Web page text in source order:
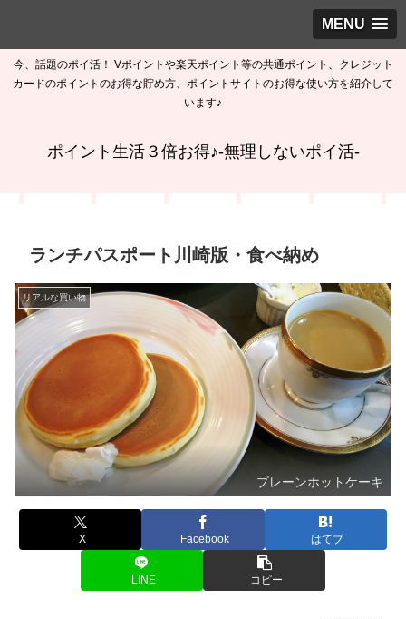
MENU
今、話題のポイ活！ Vポイントや楽天ポイント等の共通ポイント、クレジット
カードのポイントのお得な貯め方、ポイントサイトのお得な使い方を紹介して
います♪
ポイント生活３倍お得♪-無理しないポイ活-
ランチパスポート川崎版・食べ納め
リアルな買い物
プレーンホットケーキ
X Facebook はてブ
LINE コピー